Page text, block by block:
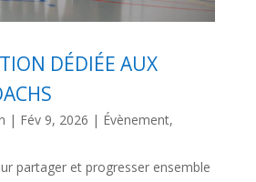
DÉDIÉE AUX
| Fév 9, 2026 | Évènement,
partager et progresser ensemble